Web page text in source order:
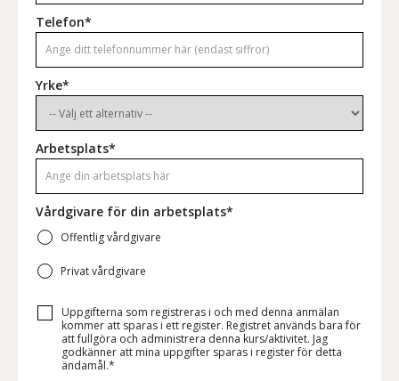
Telefon*
Yrke*
Arbetsplats*
Vårdgivare för din arbetsplats*
Offentlig vårdgivare
Privat vårdgivare
Uppgifterna som registreras i och med denna anmälan
kommer att sparas i ett register. Registret används bara för
att fullgöra och administrera denna kurs/aktivitet. Jag
godkänner att mina uppgifter sparas i register för detta
ändamål.*